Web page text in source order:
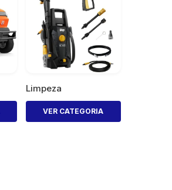
Limpeza
VER CATEGORIA